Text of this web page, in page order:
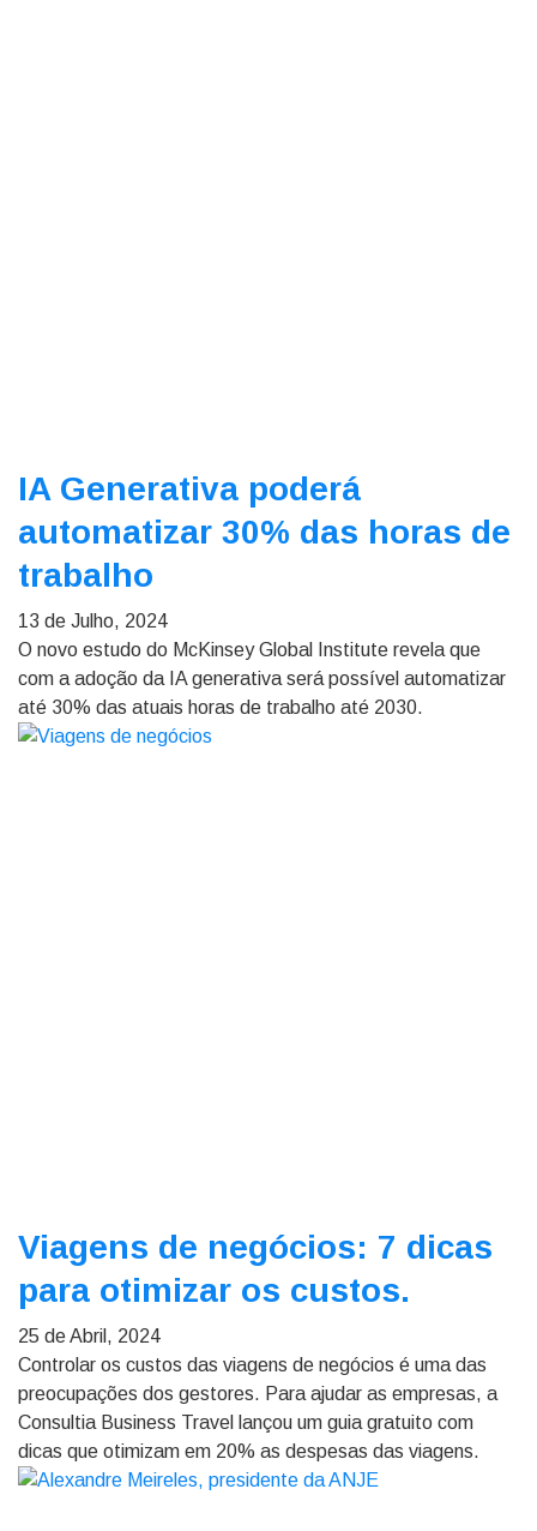
IA Generativa poderá
automatizar 30% das horas de
trabalho
13 de Julho, 2024
O novo estudo do McKinsey Global Institute revela que
com a adoção da IA generativa será possível automatizar
até 30% das atuais horas de trabalho até 2030.
Viagens de negócios: 7 dicas
para otimizar os custos.
25 de Abril, 2024
Controlar os custos das viagens de negócios é uma das
preocupações dos gestores. Para ajudar as empresas, a
Consultia Business Travel lançou um guia gratuito com
dicas que otimizam em 20% as despesas das viagens.